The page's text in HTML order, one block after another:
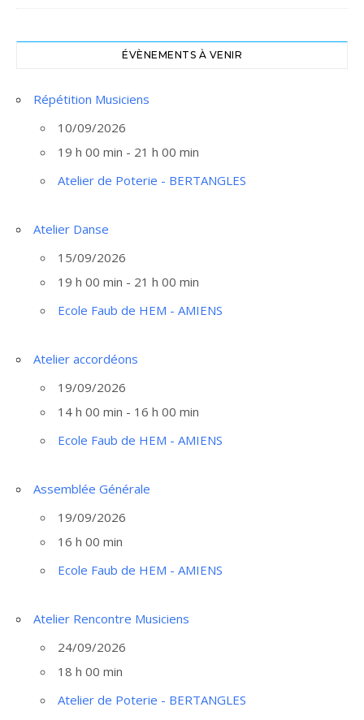
ÉVÈNEMENTS À VENIR
Répétition Musiciens
10/09/2026
19 h 00 min - 21 h 00 min
Atelier de Poterie - BERTANGLES
Atelier Danse
15/09/2026
19 h 00 min - 21 h 00 min
Ecole Faub de HEM - AMIENS
Atelier accordéons
19/09/2026
14 h 00 min - 16 h 00 min
Ecole Faub de HEM - AMIENS
Assemblée Générale
19/09/2026
16 h 00 min
Ecole Faub de HEM - AMIENS
Atelier Rencontre Musiciens
24/09/2026
18 h 00 min
Atelier de Poterie - BERTANGLES